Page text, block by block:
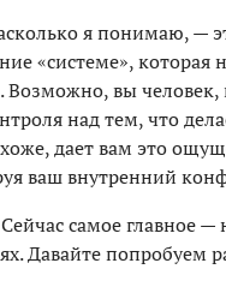
я понимаю, —
«системе»,
Возможно, вы
над тем, что
дает вам это
ваш внутренний
самое главное
Давайте попробуем